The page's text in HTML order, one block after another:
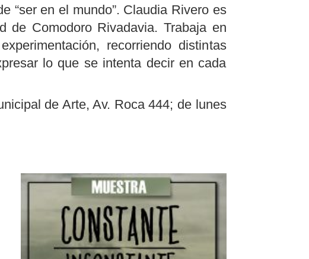
“ser en el mundo”. Claudia Rivero es
de Comodoro Rivadavia. Trabaja en
recorriendo distintas
lo que se intenta decir en cada
de Arte, Av. Roca 444; de lunes